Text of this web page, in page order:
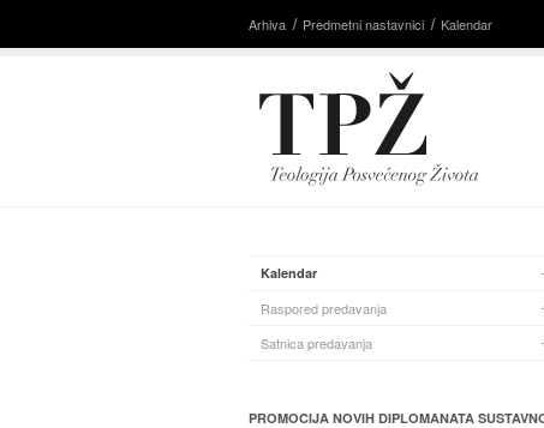
Arhiva Predmetni nastavnici Kalendar
Kalendar
Raspored predavanja
Satnica predavanja
PROMOCIJA NOVIH DIPLOMANATA